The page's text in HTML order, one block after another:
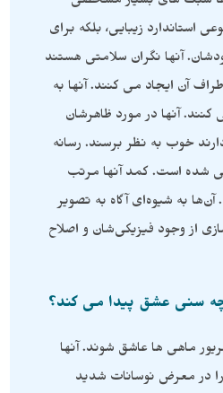
استاندارد زیبایی، بلکه برای
آنها نگران سلامتی هستند
آن ایجاد می کنند. آنها به
آنها در مورد ظاهرشان
خوب به نظر برسند. رسانه
شده است. کمد آنها مرتب
به شیوه‌ای آگاه به تصویر
از وجود فیزیکی‌شان و اصلاح
سنی عشق پیدا می کند؟
ماهی ها عاشق شوند. آنها
در معرض نوسانات شدید